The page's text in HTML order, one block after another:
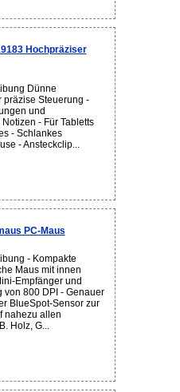
Hochpräziser
Dünne
präzise Steuerung -
und
- Für Tabletts
- Schlankes
- Ansteckclip...
PC-Maus
- Kompakte
Maus mit innen
Empfänger und
von 800 DPI - Genauer
BlueSpot-Sensor zur
nahezu allen
Holz, G...